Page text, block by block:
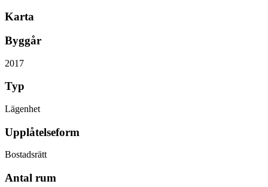
Karta
Byggår
2017
Typ
Lägenhet
Upplåtelseform
Bostadsrätt
Antal rum